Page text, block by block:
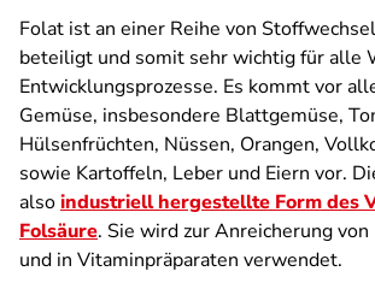
Folat ist an einer Reihe von
beteiligt und somit sehr wichtig für alle
Entwicklungsprozesse. Es kommt vor
Gemüse, insbesondere Blattgemüse,
Hülsenfrüchten, Nüssen, Orangen,
sowie Kartoffeln, Leber und Eiern vor.
alsoindustriell hergestellte Form des
Folsäure. Sie wird zur Anreicherung
und in Vitaminpräparaten verwendet.